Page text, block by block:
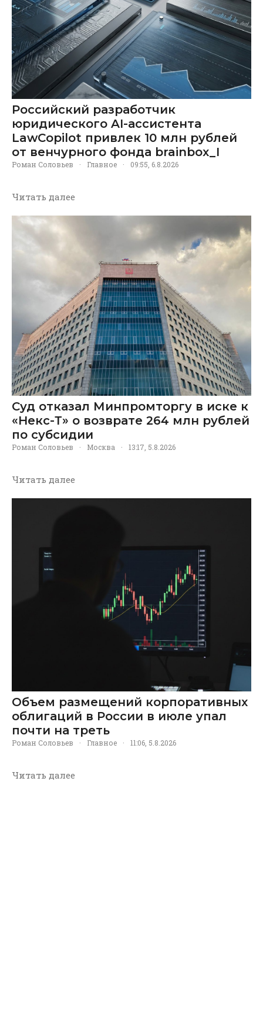
Российский разработчик
юридического AI-ассистента
LawCopilot привлек 10 млн рублей
от венчурного фонда brainbox_I
Роман Соловьев · Главное · 09:55, 6.8.2026
Читать далее
Суд отказал Минпромторгу в иске к
«Некс-Т» о возврате 264 млн рублей
по субсидии
Роман Соловьев · Москва · 13:17, 5.8.2026
Читать далее
Объем размещений корпоративных
облигаций в России в июле упал
почти на треть
Роман Соловьев · Главное · 11:06, 5.8.2026
Читать далее